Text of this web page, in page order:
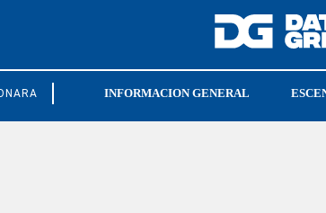
FEDUNINFORMACION GENERAL